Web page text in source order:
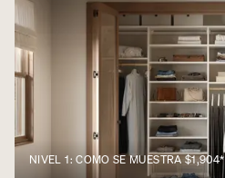
NIVEL 1: COMO SE MUESTRA $1,904*